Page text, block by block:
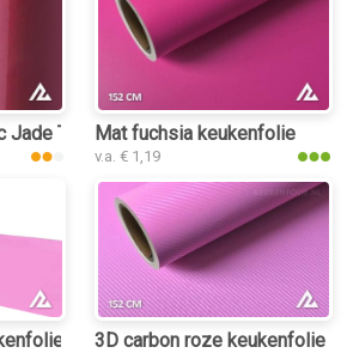
Jade Tea Red 3203 keukenfolie
Mat fuchsia keukenfolie
v.a. € 1,19
3D carbon roze keukenfolie